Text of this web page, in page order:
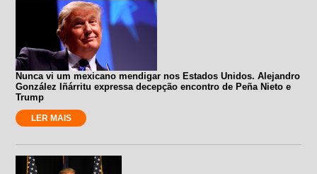
Nunca vi um mexicano mendigar nos Estados Unidos. Alejandro
González Iñárritu expressa decepção encontro de Peña Nieto e
Trump
LER MAIS